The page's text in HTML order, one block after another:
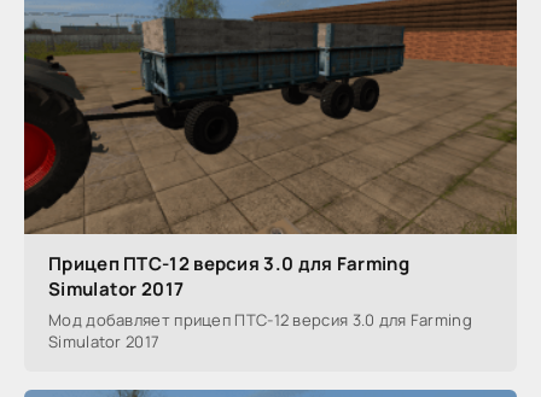
Прицеп ПТС-12 версия 3.0 для Farming
Simulator 2017
Мод добавляет прицеп ПТС-12 версия 3.0 для Farming
Simulator 2017